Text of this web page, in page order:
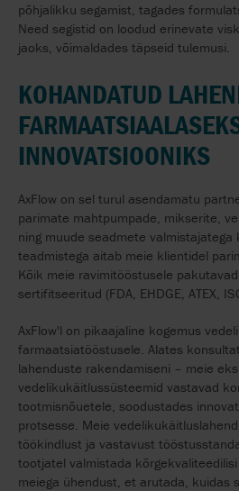
põhjalikku segamist, tagades
Need segistid on loodud erinevate
jaoks, võimaldades täpseid tulemusi.
KOHANDATUD
INNOVATSIOONIKS
AxFlow on sel turul asendamatu
parimate mahtpumpade, mikserite,
ning muude seadmete
teadmistega aitab meie klientidel
Kõik meie ravimitööstusele
sertifitseeritud (FDA, EHDGE, ATEX,
AxFlow'l on pikaajaline kogemus
farmaatsiatööstusele. Alates
lahenduste rakendamiseni – meie
vedelikukäitlussüsteemid vastavad
tootmisnõuetele, soodustades
protsesse. Meie
töökindlust ja vastavust
tootjatel valmistada
meiega ühendust, et arutada, kuidas